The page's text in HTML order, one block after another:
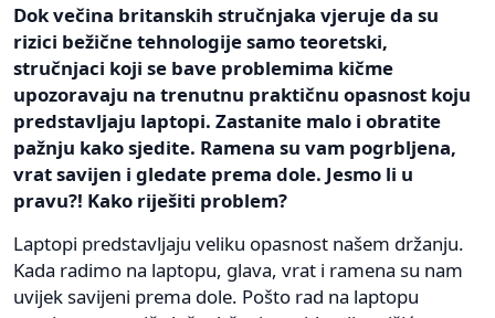
Dok večina britanskih stručnjaka vjeruje da su
rizici bežične tehnologije samo teoretski,
stručnjaci koji se bave problemima kičme
upozoravaju na trenutnu praktičnu opasnost koju
predstavljaju laptopi. Zastanite malo i obratite
pažnju kako sjedite. Ramena su vam pogrbljena,
vrat savijen i gledate prema dole. Jesmo li u
pravu?! Kako riješiti problem?
Laptopi predstavljaju veliku opasnost našem držanju.
Kada radimo na laptopu, glava, vrat i ramena su nam
uvijek savijeni prema dole. Pošto rad na laptopu